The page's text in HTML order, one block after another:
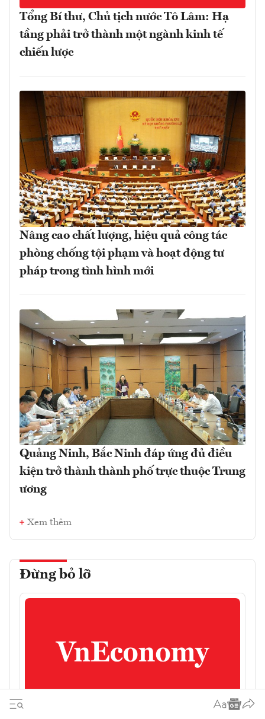
Tổng Bí thư, Chủ tịch nước Tô Lâm: Hạ
tầng phải trở thành một ngành kinh tế
chiến lược
Nâng cao chất lượng, hiệu quả công tác
phòng chống tội phạm và hoạt động tư
pháp trong tình hình mới
Quảng Ninh, Bắc Ninh đáp ứng đủ điều
kiện trở thành thành phố trực thuộc Trung
ương
Xem thêm
Đừng bỏ lỡ